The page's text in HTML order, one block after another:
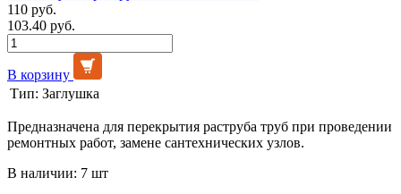
110 руб.
103.40 руб.
В корзину
Тип: Заглушка
Предназначена для перекрытия раструба труб при проведении
ремонтных работ, замене сантехнических узлов.
В наличии: 7 шт